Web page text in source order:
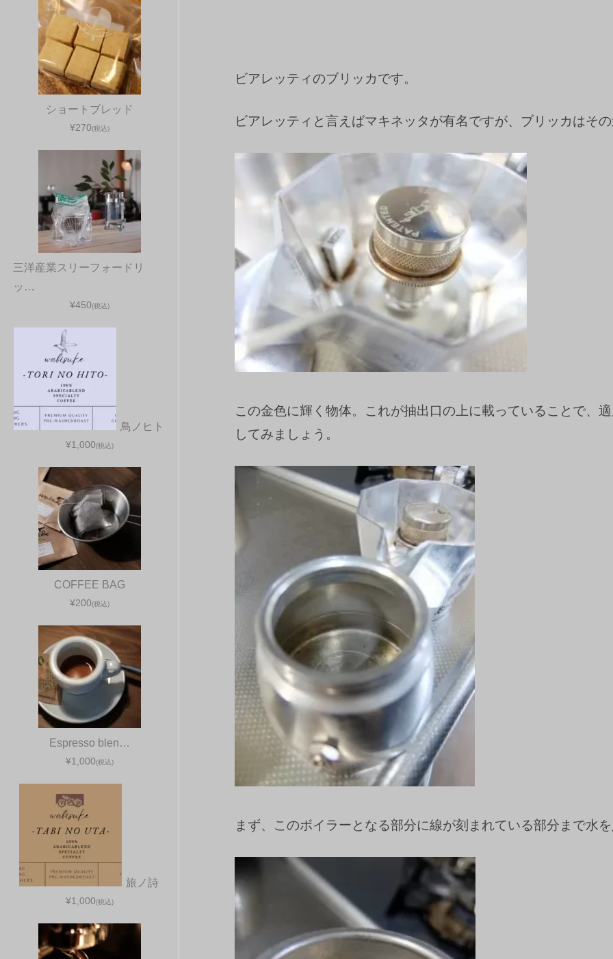
ビアレッティのブリッカです。
ビアレッティと言えばマキネッタが有名ですが、ブリッカはそ
この金色に輝く物体。これが抽出口の上に載っていることで、
してみましょう。
まず、このボイラーとなる部分に線が刻まれている部分まで水
ショートブレッド
¥270(税込)
三洋産業スリーフォードリ
ッ…
¥450(税込)
鳥ノヒト
¥1,000(税込)
COFFEE BAG
¥200(税込)
Espresso blen…
¥1,000(税込)
旅ノ詩
¥1,000(税込)